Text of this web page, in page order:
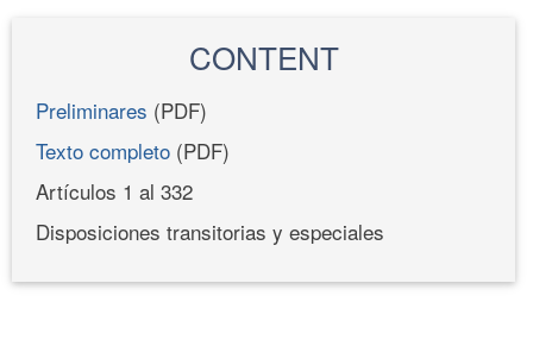
CONTENT
Preliminares (PDF)
Texto completo (PDF)
Artículos 1 al 332
Disposiciones transitorias y especiales